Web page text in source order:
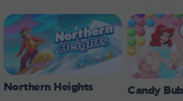
Northern Heights Candy